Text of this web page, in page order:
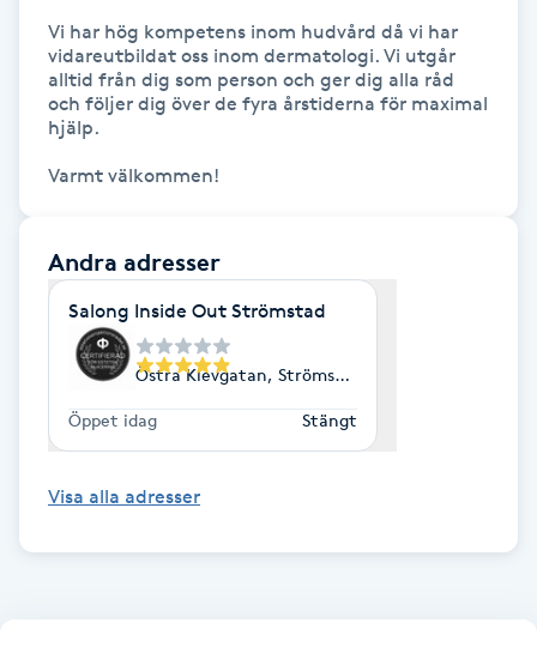
Gravidyoga
Gruppträning
Gua Sha-massage
H
Hatha Yoga
Headspa
Healing
HIFU
Vi har hög kompetens inom hudvård då vi har
vidareutbildat oss inom dermatologi. Vi utgår
alltid från dig som person och ger dig alla råd
och följer dig över de fyra årstiderna för maximal
hjälp.
Andra adresser
Salong Inside Out Strömstad
Östra Klevgatan, Strömstad
Öppet idag Stängt
Visa alla adresser